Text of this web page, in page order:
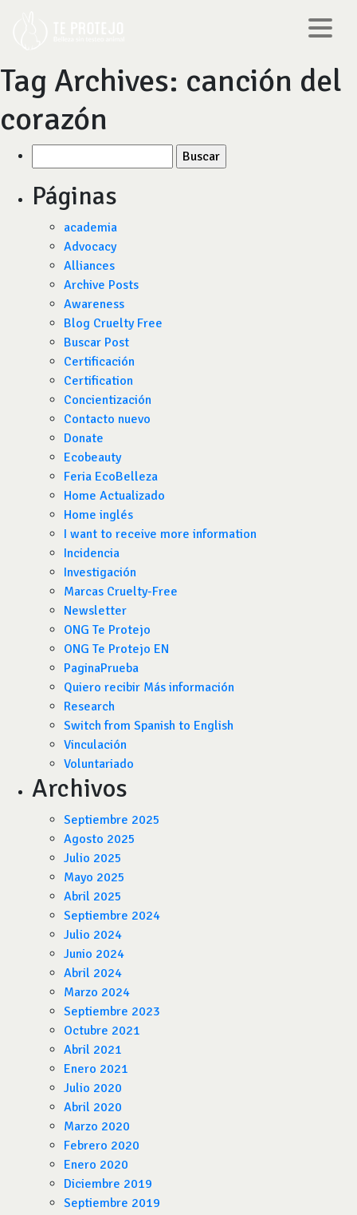
Tag Archives: canción del
corazón
por:
Páginas
academia
Advocacy
Alliances
Archive Posts
Awareness
Blog Cruelty Free
Buscar Post
Certificación
Certification
Concientización
Contacto nuevo
Donate
Ecobeauty
Feria EcoBelleza
Home Actualizado
Home inglés
I want to receive more information
Incidencia
Investigación
Marcas Cruelty-Free
Newsletter
ONG Te Protejo
ONG Te Protejo EN
PaginaPrueba
Quiero recibir Más información
Research
Switch from Spanish to English
Vinculación
Voluntariado
Archivos
Septiembre 2025
Agosto 2025
Julio 2025
Mayo 2025
Abril 2025
Septiembre 2024
Julio 2024
Junio 2024
Abril 2024
Marzo 2024
Septiembre 2023
Octubre 2021
Abril 2021
Enero 2021
Julio 2020
Abril 2020
Marzo 2020
Febrero 2020
Enero 2020
Diciembre 2019
Septiembre 2019